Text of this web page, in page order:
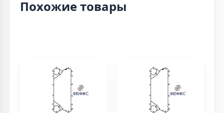
Похожие товары